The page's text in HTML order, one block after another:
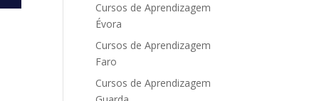
Cursos de Aprendizagem
Évora
Cursos de Aprendizagem
Faro
Cursos de Aprendizagem